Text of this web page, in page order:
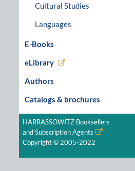
Cultural Studies
Languages
E-Books
eLibrary
Authors
Catalogs & brochures
HARRASSOWITZ Booksellers
and Subscription Agents
Copyright © 2005-2022